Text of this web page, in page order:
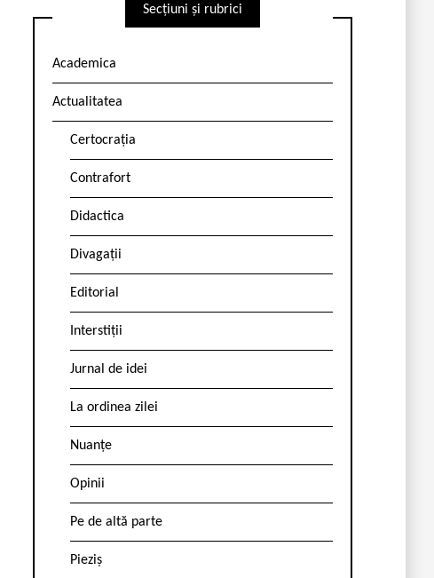
Secțiuni și rubrici
Academica
Actualitatea
Certocrația
Contrafort
Didactica
Divagații
Editorial
Interstiții
Jurnal de idei
La ordinea zilei
Nuanțe
Opinii
Pe de altă parte
Pieziș